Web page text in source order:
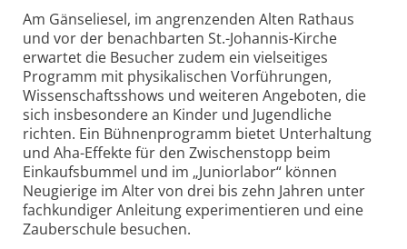
Am Gänseliesel, im angrenzenden Alten Rathaus
und vor der benachbarten St.-Johannis-Kirche
erwartet die Besucher zudem ein vielseitiges
Programm mit physikalischen Vorführungen,
Wissenschaftsshows und weiteren Angeboten, die
sich insbesondere an Kinder und Jugendliche
richten. Ein Bühnenprogramm bietet Unterhaltung
und Aha-Effekte für den Zwischenstopp beim
Einkaufsbummel und im „Juniorlabor“ können
Neugierige im Alter von drei bis zehn Jahren unter
fachkundiger Anleitung experimentieren und eine
Zauberschule besuchen.